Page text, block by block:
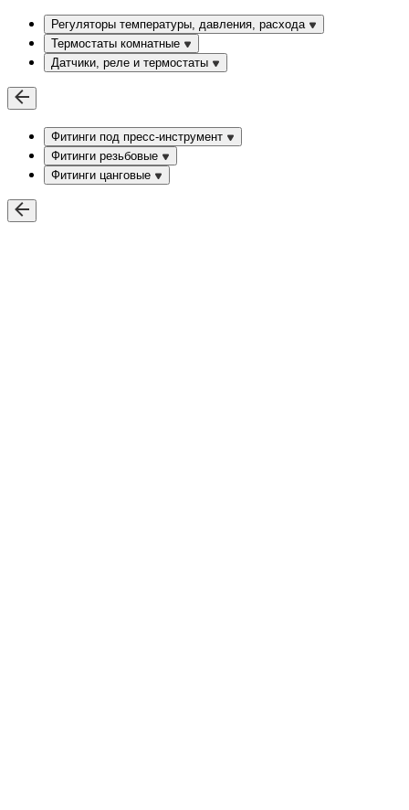
Регуляторы температуры, давления, расхода
Термостаты комнатные
Датчики, реле и термостаты
Фитинги под пресс-инструмент
Фитинги резьбовые
Фитинги цанговые